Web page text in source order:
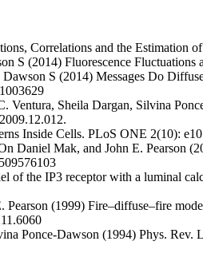
Correlations and the
S (2014) Fluorescence
S (2014) Messages Do
Ventura, Sheila Dargan, Silvina
Inside Cells. PLoS ONE 2(10):
Daniel Mak, and John E. Pearson
of the IP3 receptor with a luminal
Pearson (1999) Fire–diffuse–fire
Ponce-Dawson (1994) Phys. Rev.